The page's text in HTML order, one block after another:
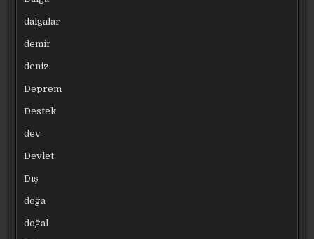
dalgalar
demir
deniz
Deprem
Destek
dev
Devlet
Dış
doğa
doğal